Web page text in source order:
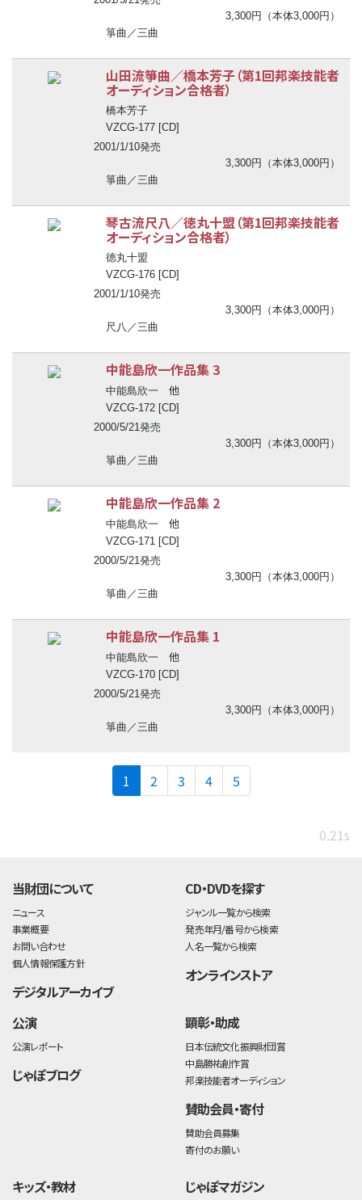
3,300円（本体3,000円）
箏曲／三曲
山田流箏曲／橋本芳子（第1回邦楽技能者
オーディション合格者）
橋本芳子
VZCG-177 [CD]
2001/1/10発売
3,300円（本体3,000円）
箏曲／三曲
琴古流尺八／徳丸十盟（第1回邦楽技能者
オーディション合格者）
徳丸十盟
VZCG-176 [CD]
2001/1/10発売
3,300円（本体3,000円）
尺八／三曲
中能島欣一作品集 3
中能島欣一 他
VZCG-172 [CD]
2000/5/21発売
3,300円（本体3,000円）
箏曲／三曲
中能島欣一作品集 2
中能島欣一 他
VZCG-171 [CD]
2000/5/21発売
3,300円（本体3,000円）
箏曲／三曲
中能島欣一作品集 1
中能島欣一 他
VZCG-170 [CD]
2000/5/21発売
3,300円（本体3,000円）
箏曲／三曲
1 (current)
2 3 4 5
0.21s
当財団について
ニュース
事業概要
お問い合わせ
個人情報保護方針
デジタルアーカイブ
CD・DVDを探す
ジャンル一覧から検索
発売年月/番号から検索
人名一覧から検索
オンラインストア
公演
公演レポート
じゃぽブログ
顕彰・助成
日本伝統文化振興財団賞
中島勝祐創作賞
邦楽技能者オーディション
賛助会員・寄付
賛助会員募集
寄付のお願い
キッズ・教材 じゃぽマガジン